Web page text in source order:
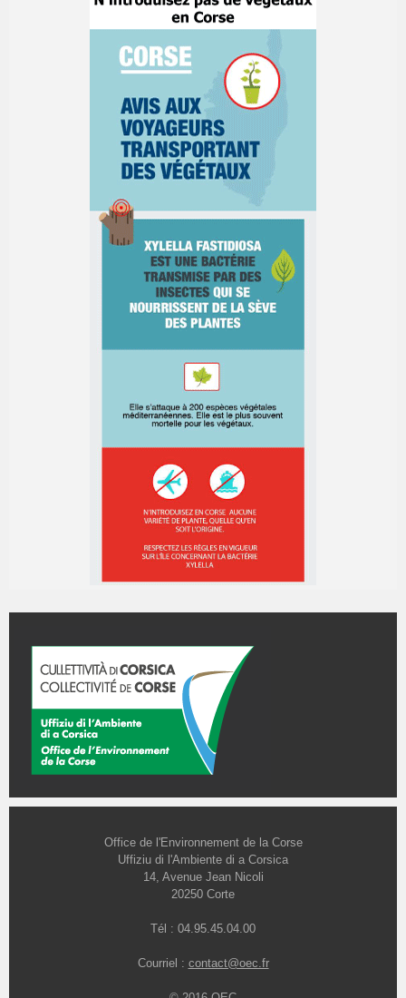
Office de l'Environnement de la Corse
Uffiziu di l'Ambiente di a Corsica
14, Avenue Jean Nicoli
20250 Corte
Tél : 04.95.45.04.00
Courriel : contact@oec.fr